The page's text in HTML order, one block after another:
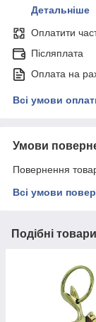
Детальніше
Оплатити
Післяплата
Оплата на
Всі умови
Умови
Повернення
Всі умови
Подібні